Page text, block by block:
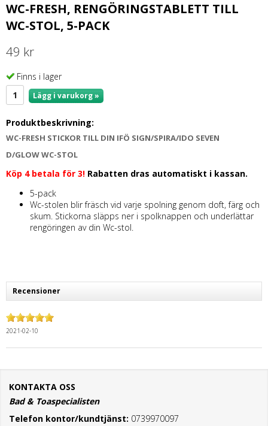
WC-FRESH, RENGÖRINGSTABLETT TILL
WC-STOL, 5-PACK
49 kr
Finns i lager
Lägg i varukorg »
Produktbeskrivning:
WC-FRESH STICKOR TILL DIN IFÖ SIGN/SPIRA/IDO SEVEN
D/GLOW WC-STOL
Köp 4 betala för 3! Rabatten dras automatiskt i kassan.
5-pack
Wc-stolen blir fräsch vid varje spolning genom doft, färg och
skum. Stickorna släpps ner i spolknappen och underlättar
rengöringen av din Wc-stol.
Recensioner
2021-02-10
KONTAKTA OSS
Bad & Toaspecialisten
Telefon kontor/kundtjänst: 0739970097